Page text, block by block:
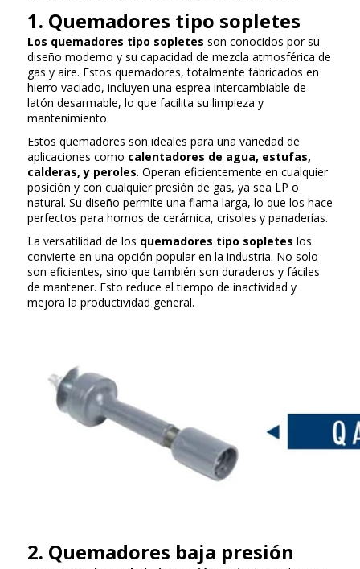
1. Quemadores tipo sopletes
Los quemadores tipo sopletes son conocidos por su
diseño moderno y su capacidad de mezcla atmosférica de
gas y aire. Estos quemadores, totalmente fabricados en
hierro vaciado, incluyen una esprea intercambiable de
latón desarmable, lo que facilita su limpieza y
mantenimiento.
Estos quemadores son ideales para una variedad de
aplicaciones como calentadores de agua, estufas,
calderas, y peroles. Operan eficientemente en cualquier
posición y con cualquier presión de gas, ya sea LP o
natural. Su diseño permite una flama larga, lo que los hace
perfectos para hornos de cerámica, crisoles y panaderías.
La versatilidad de los quemadores tipo sopletes los
convierte en una opción popular en la industria. No solo
son eficientes, sino que también son duraderos y fáciles
de mantener. Esto reduce el tiempo de inactividad y
mejora la productividad general.
2. Quemadores baja presión